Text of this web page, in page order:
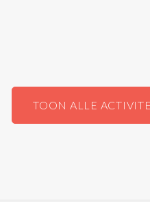
TOON ALLE